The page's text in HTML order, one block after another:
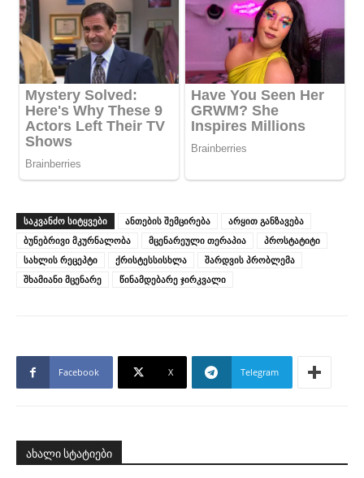
ᲡᲐᲙᲕᲐᲜᲫᲝ ᲡᲘᲢᲧᲕᲔᲑᲘ ანთების შემცირება
არყით განზავება
ბუნებრივი მკურნალობა
მცენარეული თერაპია
პროსტატიტი
სახლის რეცეპტი
ქრისტესსისხლა
შარდვის პრობლემა
შხამიანი მცენარე
წინამდებარე ჯირკვალი
Facebook X Telegram
ახალი სტატიები